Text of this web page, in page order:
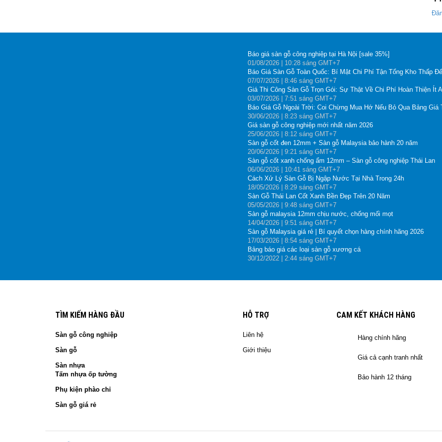
Báo giá sàn gỗ công nghiệp tại Hà Nội [sale 35%]
01/08/2026 | 10:28 sáng GMT+7
Báo Giá Sàn Gỗ Toàn Quốc: Bí Mật Chi Phí Tận Tổng Kho Thấp
07/07/2026 | 8:46 sáng GMT+7
Giá Thi Công Sàn Gỗ Trọn Gói: Sự Thật Về Chi Phí Hoàn Thiện Ít
03/07/2026 | 7:51 sáng GMT+7
Báo Giá Gỗ Ngoài Trời: Coi Chừng Mua Hớ Nếu Bỏ Qua Bảng Giá
30/06/2026 | 8:23 sáng GMT+7
Giá sàn gỗ công nghiệp mới nhất năm 2026
25/06/2026 | 8:12 sáng GMT+7
Sàn gỗ cốt đen 12mm + Sàn gỗ Malaysia bảo hành 20 năm
20/06/2026 | 9:21 sáng GMT+7
Sàn gỗ cốt xanh chống ẩm 12mm – Sàn gỗ công nghiệp Thái Lan
06/06/2026 | 10:41 sáng GMT+7
Cách Xử Lý Sàn Gỗ Bị Ngập Nước Tại Nhà Trong 24h
18/05/2026 | 8:29 sáng GMT+7
Sàn Gỗ Thái Lan Cốt Xanh Bền Đẹp Trên 20 Năm
05/05/2026 | 9:48 sáng GMT+7
Sàn gỗ malaysia 12mm chịu nước, chống mối mọt
14/04/2026 | 9:51 sáng GMT+7
Sàn gỗ Malaysia giá rẻ | Bí quyết chọn hàng chính hãng 2026
17/03/2026 | 8:54 sáng GMT+7
Bảng báo giá các loại sàn gỗ xương cá
30/12/2022 | 2:44 sáng GMT+7
TÌM KIẾM HÀNG ĐẦU
Sàn gỗ công nghiệp
Sàn gỗ
Sàn nhựa
Tấm nhựa ốp tường
Phụ kiện phào chỉ
Sàn gỗ giá rẻ
HỖ TRỢ
Liên hệ
Giới thiệu
CAM KẾT KHÁCH HÀNG
Hàng chính hãng
Giá cả cạnh tranh nhất
Bảo hành 12 tháng